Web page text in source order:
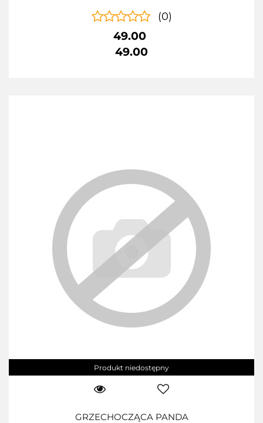
(0)
49.00
49.00
Produkt niedostępny
GRZECHOCZĄCA PANDA